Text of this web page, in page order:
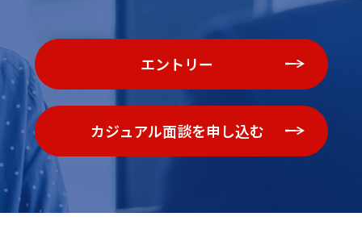
エントリー
カジュアル面談を申し込む